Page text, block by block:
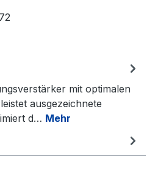
mit optimalen
ausgezeichnete
d… Mehr